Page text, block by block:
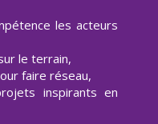
les acteurs
le terrain,
faire réseau,
inspirants en